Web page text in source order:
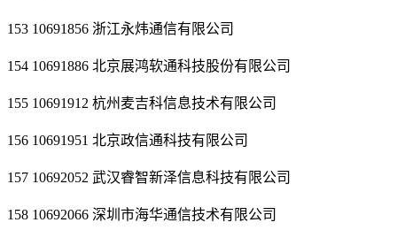
153 10691856 浙江永炜通信有限公司
154 10691886 北京展鸿软通科技股份有限公司
155 10691912 杭州麦吉科信息技术有限公司
156 10691951 北京政信通科技有限公司
157 10692052 武汉睿智新泽信息科技有限公司
158 10692066 深圳市海华通信技术有限公司